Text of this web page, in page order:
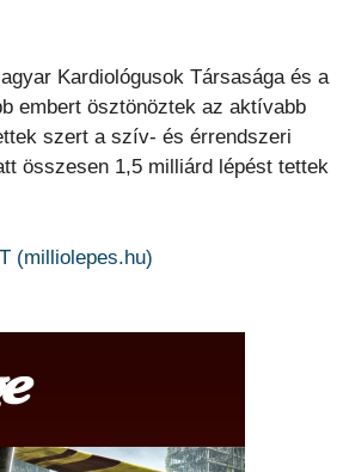
Kardiológusok Társasága és a
embert ösztönöztek az aktívabb
szert a szív- és érrendszeri
összesen 1,5 milliárd lépést tettek
(milliolepes.hu)